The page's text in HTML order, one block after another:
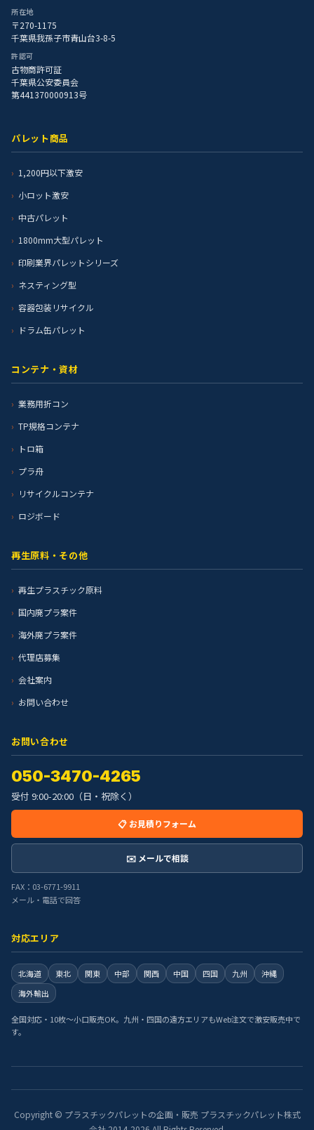
所在地
〒270-1175
千葉県我孫子市青山台3-8-5
許認可
古物商許可証
千葉県公安委員会
第441370000913号
パレット商品
1,200円以下激安
小ロット激安
中古パレット
1800mm大型パレット
印刷業界パレットシリーズ
ネスティング型
容器包装リサイクル
ドラム缶パレット
コンテナ・資材
業務用折コン
TP規格コンテナ
トロ箱
プラ舟
リサイクルコンテナ
ロジボード
再生原料・その他
再生プラスチック原料
国内廃プラ案件
海外廃プラ案件
代理店募集
会社案内
お問い合わせ
お問い合わせ
050-3470-4265
受付 9:00-20:00（日・祝除く）
📋 お見積りフォーム
✉️ メールで相談
FAX：03-6771-9911
メール・電話で回答
対応エリア
北海道 東北 関東 中部 関西 中国 四国 九州
沖縄
海外輸出
全国対応・10枚〜小口販売OK。九州・四国の遠方エリアもWeb注文で激安販売中で
す。
Copyright © プラスチックパレットの企画・販売 プラスチックパレット株式